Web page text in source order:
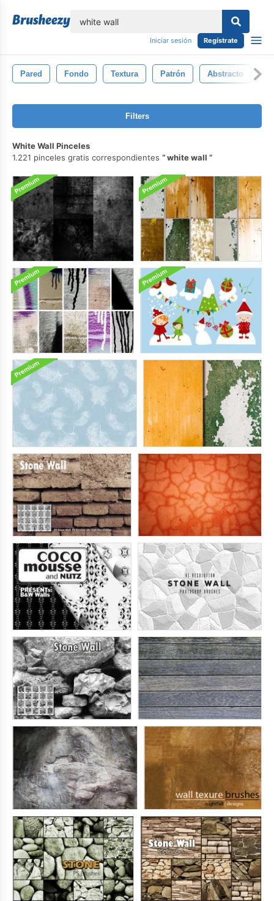
Iniciar sesión Regístrate
Pared Fondo Textura Patrón Abstracto
Filters
White Wall Pinceles
1.221 pinceles gratis correspondientes
white wall